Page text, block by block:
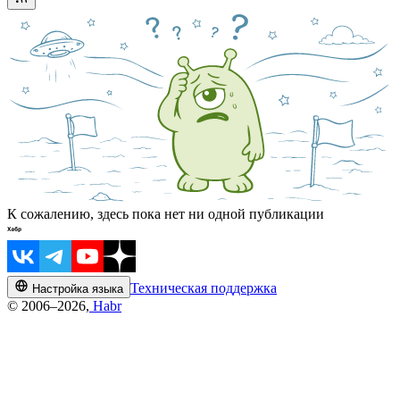
К сожалению, здесь пока нет ни одной публикации
Настройка языка Техническая поддержка
© 2006–2026, Habr